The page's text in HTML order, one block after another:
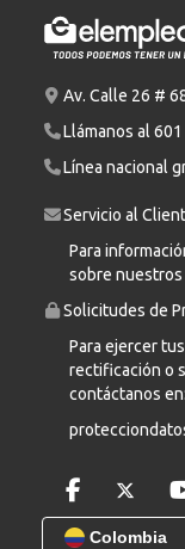
Av. Calle 26 #
Llámanos al 601
Línea nacional
Servicio al
Para
sobre nuestros
Solicitudes de
Para ejercer
rectificación o
contáctanos en:
Colombia